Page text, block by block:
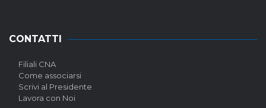
CONTATTI
Filiali CNA
Come associarsi
Scrivi al Presidente
Lavora con Noi